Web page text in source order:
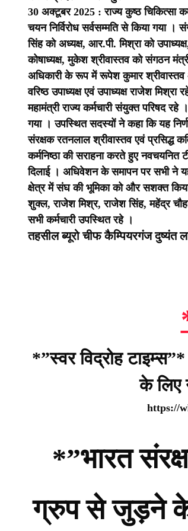
30 अक्टूबर 2025 : राज्य कुष्ठ चिकित्सा
चयन निर्विरोध सर्वसम्मति से किया गया
सिंह को अध्यक्ष, आर.पी. मिश्रा को
कोषाध्यक्ष, मुकेश श्रीवास्तव को संगठन
अधिकारी के रूप में रूपेश कुमार श्रीवास्तव
वरिष्ठ उपाध्यक्ष एवं उपाध्यक्ष राजेश
महामंत्री राज्य कर्मचारी संयुक्त परिषद रहे
गया । उपस्थित सदस्यों ने कहा कि यह
संरक्षक रतनलाल श्रीवास्तव एवं प्रसिद्ध
कर्मनिष्ठा की सराहना करते हुए नवचयनित
दिलाई । अधिवेशन के समापन पर सभी ने
क्षेत्र में संघ की भूमिका को और सशक्त
शुक्ल, राजेश मिश्र, राजेश सिंह, महेंद्र
सभी कर्मचारी उपस्थित रहे ।
तहसील ब्यूरो चीफ कैम्पियरगंज दुष्यंत
*”स्वर विद्रोह
के लिए
https://
*”भारत
ग्रुप से जुड़ने के